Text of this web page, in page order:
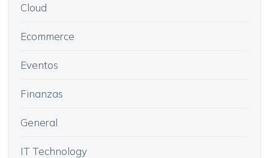
Cloud
Ecommerce
Eventos
Finanzas
General
IT Technology